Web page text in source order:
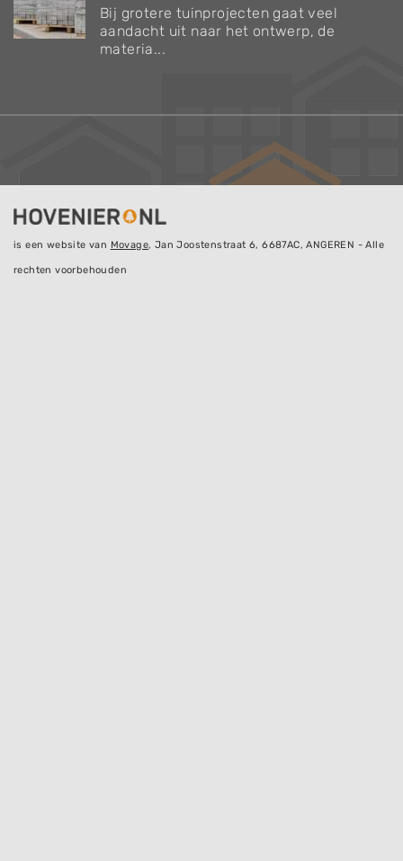
Bij grotere tuinprojecten gaat veel
aandacht uit naar het ontwerp, de
materia...
is een website van Movage, Jan Joostenstraat 6, 6687AC, ANGEREN - Alle
rechten voorbehouden